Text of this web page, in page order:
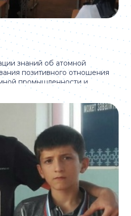
знаний об атомной
позитивного отношения
промышленности и